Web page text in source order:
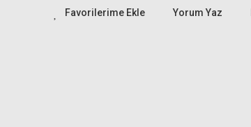
Yorum Yaz